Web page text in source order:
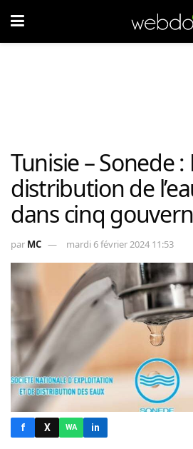
Tunisie – Sonede :
distribution de
dans cinq
par MC mardi 6 février 2024 11:53
f X WA in